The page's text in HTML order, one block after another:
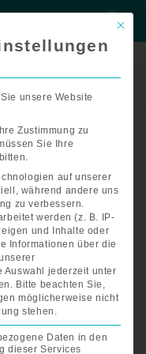
sortiert:
aufsteigend
Mit
unsere Website
Zustimmung zu
Sie Ihre
auf unserer
während andere uns
zu verbessern.
werden (z. B. IP-
und Inhalte oder
Informationen über die
Auswahl jederzeit unter
Bitte beachten Sie,
möglicherweise nicht
stehen.
Daten in den
dieser Services